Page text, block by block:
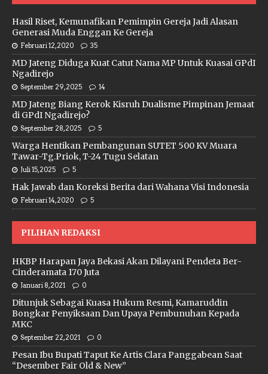
Hasil Riset, Kemunafikan Pemimpin Gereja Jadi Alasan
Generasi Muda Enggan Ke Gereja
Februari 12, 2020 35
MD Jateng Diduga Kuat Catut Nama MP Untuk Kuasai GPdI
Ngadirejo
September 29, 2025 14
MD Jateng Biang Kerok Kisruh Dualisme Pimpinan Jemaat
di GPdI Ngadirejo?
September 28, 2025 5
Warga Hentikan Pembangunan SUTET 500 KV Muara
Tawar-Tg.Priok, T-24 Tugu Selatan
Juli 15, 2025 5
Hak Jawab dan Koreksi Berita dari Wahana Visi Indonesia
Februari 14, 2020 5
PILIHAN REDAKSI
HKBP Harapan Jaya Bekasi Akan Dilayani Pendeta Ber-
Cinderamata 170 Juta
Januari 8, 2021 0
Ditunjuk Sebagai Kuasa Hukum Resmi, Kamaruddin
Bongkar Penyiksaan Dan Upaya Pembunuhan Kepada
MKC
September 22, 2021 0
Pesan Ibu Bupati Taput Ke Artis Clara Panggabean Saat
“Desember Fair Old & New”